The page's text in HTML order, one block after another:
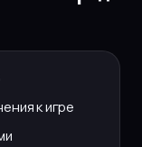
к игре